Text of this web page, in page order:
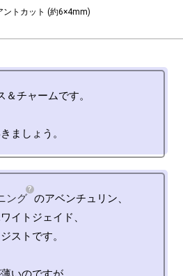
ントカット (約6×4mm)
チャームです。
ング
イトジェイド、
ストです。